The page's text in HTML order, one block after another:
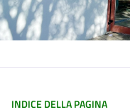
INDICE DELLA PAGINA